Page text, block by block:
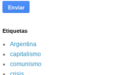
Etiquetas
Argentina
capitalismo
comunismo